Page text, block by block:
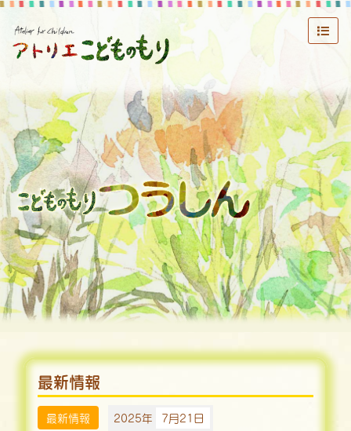
最新情報
最新情報 2025年 7月21日